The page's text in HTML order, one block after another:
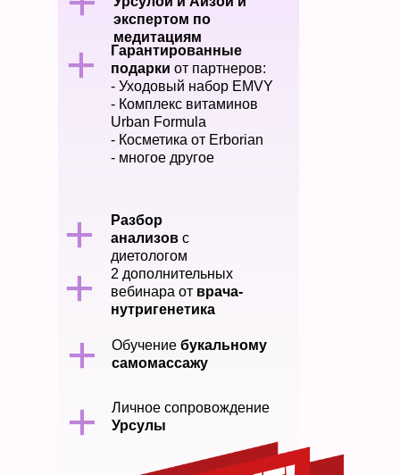
Разбор
анализов с
диетологом
экспертом по
медитациям
Гарантированные
подарки от партнеров:
- Уходовый набор EMVY
- Комплекс витаминов
Urban Formula
- Косметика от Erborian
- многое другое
2 дополнительных
вебинара от врача-
нутригенетика
+
+
+
Личное сопровождение
Урсулы
+
Обучение букальному
самомассажу
+